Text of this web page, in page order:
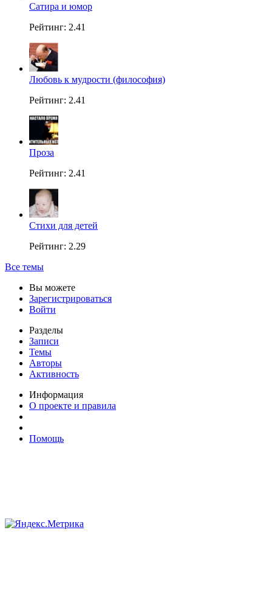
Сатира и юмор
Рейтинг: 2.41
Любовь к мудрости (философия)
Рейтинг: 2.41
Проза
Рейтинг: 2.41
Стихи для детей
Рейтинг: 2.29
Все темы
Вы можете
Зарегистрироваться
Войти
Разделы
Записи
Темы
Авторы
Активность
Информация
О проекте и правила
Помощь